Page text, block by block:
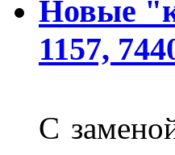
Новые
1157,
С